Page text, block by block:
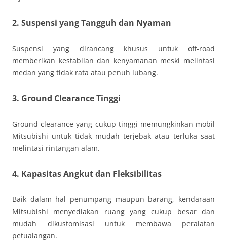
2. Suspensi yang Tangguh dan Nyaman
Suspensi yang dirancang khusus untuk off-road
memberikan kestabilan dan kenyamanan meski melintasi
medan yang tidak rata atau penuh lubang.
3. Ground Clearance Tinggi
Ground clearance yang cukup tinggi memungkinkan mobil
Mitsubishi untuk tidak mudah terjebak atau terluka saat
melintasi rintangan alam.
4. Kapasitas Angkut dan Fleksibilitas
Baik dalam hal penumpang maupun barang, kendaraan
Mitsubishi menyediakan ruang yang cukup besar dan
mudah dikustomisasi untuk membawa peralatan
petualangan.